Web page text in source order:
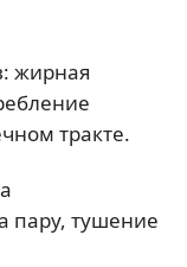
жирная
тракте.
пару, тушение